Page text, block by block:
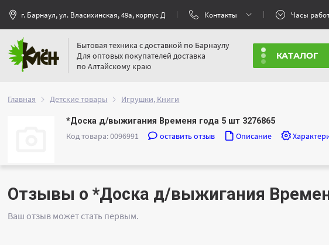
г. Барнаул, ул. Власихинская, 49а, корпус Д Контакты Часы
Бытовая техника с доставкой по Барнаулу
Для оптовых покупателей доставка
по Алтайскому краю
КАТАЛОГ
Главная Детские товары Игрушки, Книги
*Доска д/выжигания Временя года 5 шт 3276865
Код товара: 0096991 оставить отзыв Описание
Отзывы о *Доска д/выжигания
Ваш отзыв может стать первым.